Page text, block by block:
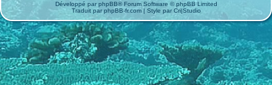
Développé parphpBB® Forum Software © phpBB Limited
Traduit parphpBB-fr.com| Style par Cri|Studio